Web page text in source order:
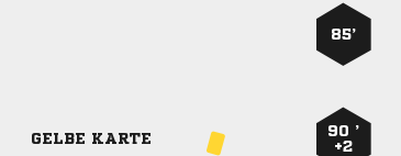
85’
GELBE KARTE
90 ’
+2